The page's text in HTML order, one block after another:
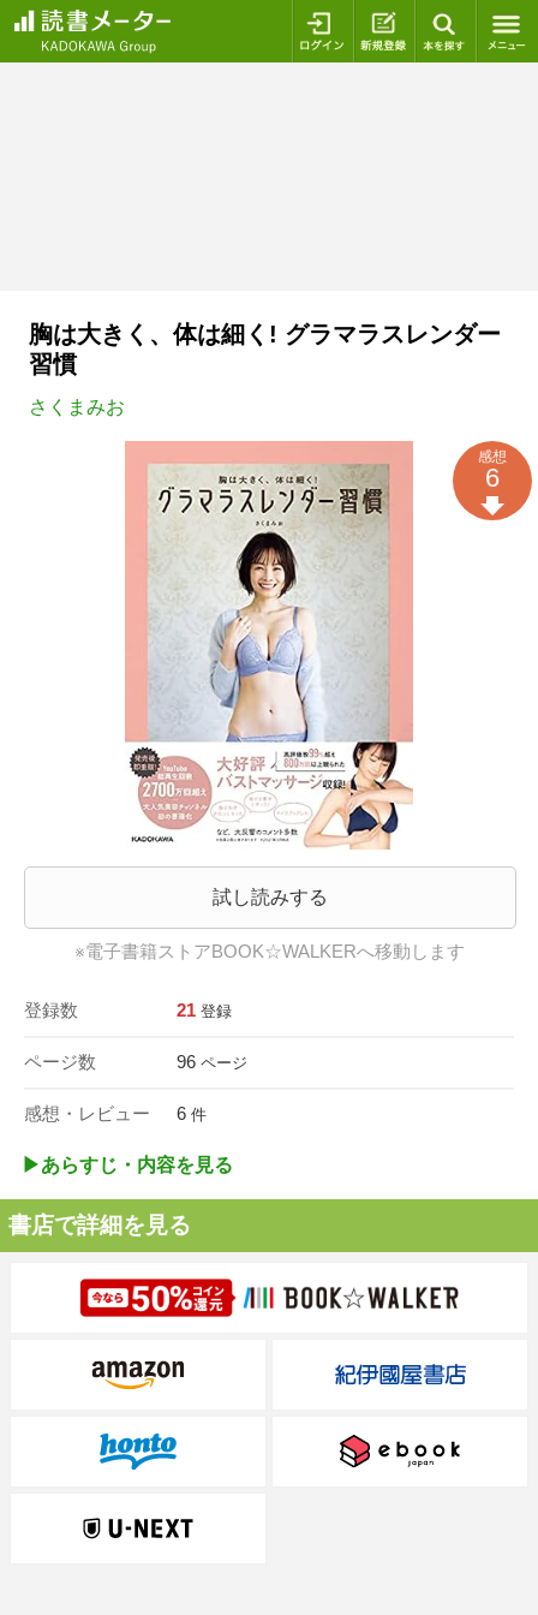
ログイン 新規登録
胸は大きく、体は細く! グラマラスレンダー
習慣
さくまみお
試し読みする
※電子書籍ストアBOOK☆WALKERへ移動します
登録数 21 登録
ページ数 96 ページ
感想・レビュー 6 件
感想
6
▶︎あらすじ・内容を見る
書店で詳細を見る